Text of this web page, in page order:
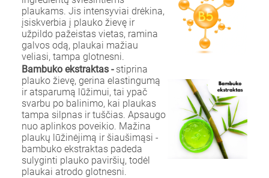
plaukams. Jis intensyviai drėkina,
įsiskverbia į plauko žievę ir
užpildo pažeistas vietas, ramina
galvos odą, plaukai mažiau
veliasi, tampa glotnesni.
Bambuko ekstraktas - stiprina
plauko žievę, gerina elastingumą
ir atsparumą lūžimui, tai ypač
svarbu po balinimo, kai plaukas
tampa silpnas ir tuščias. Apsaugo
nuo aplinkos poveikio. Mažina
plaukų lūžinėjimą ir šiaušimąsi -
bambuko ekstraktas padeda
sulyginti plauko paviršių, todėl
plaukai atrodo glotnesni.